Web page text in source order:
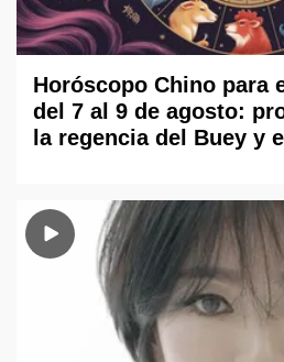
Horóscopo Chino para
del 7 al 9 de agosto:
la regencia del Buey y